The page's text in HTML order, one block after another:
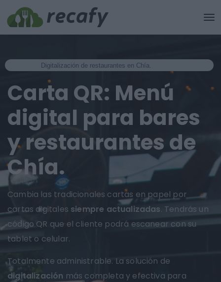
Digitalización de restaurantes en Chía.
Carta QR: Menú
digital para bares
y restaurantes de
Chía.
Cambia las tradicionales cartas en papel por
cartas digitales siempre actualizadas. Tendrás un
código QR que el cliente podrá escanear con su
tablet o celular.
Totalmente administrable. La solución de
digitalización más completa y efectiva para